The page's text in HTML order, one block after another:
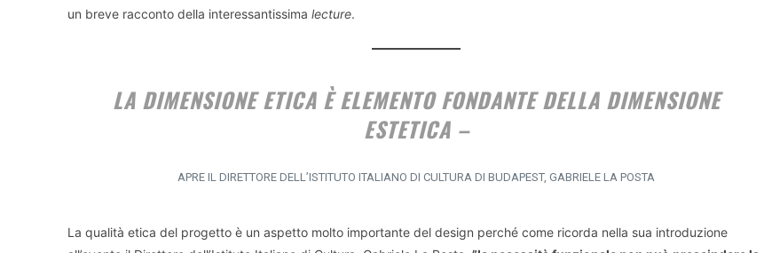
un breve racconto della interessantissima lecture.
LA DIMENSIONE ETICA È ELEMENTO FONDANTE DELLA DIMENSIONE
ESTETICA –
APRE IL DIRETTORE DELL’ISTITUTO ITALIANO DI CULTURA DI BUDAPEST, GABRIELE LA POSTA
La qualità etica del progetto è un aspetto molto importante del design perché come ricorda nella sua introduzione